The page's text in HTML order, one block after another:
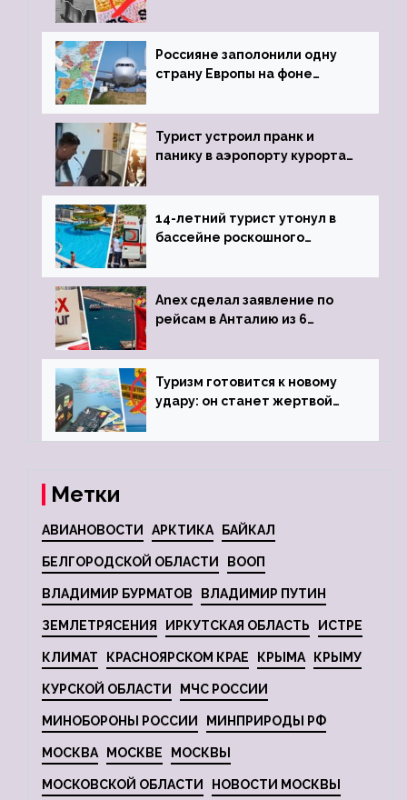
Россияне заполонили одну
страну Европы на фоне
виз
Турист устроил пранк и
панику в аэропорту курорта,
задержке рейса
14-летний турист утонул в
бассейне роскошного
Anex сделал заявление по
рейсам в Анталию из 6
Туризм готовится к новому
удару: он станет жертвой
Метки
АВИАНОВОСТИ АРКТИКА БАЙКАЛ
БЕЛГОРОДСКОЙ ОБЛАСТИ ВООП
ВЛАДИМИР БУРМАТОВ ВЛАДИМИР ПУТИН
ЗЕМЛЕТРЯСЕНИЯ ИРКУТСКАЯ ОБЛАСТЬ ИСТРЕ
КЛИМАТ КРАСНОЯРСКОМ КРАЕ КРЫМА КРЫМУ
КУРСКОЙ ОБЛАСТИ МЧС РОССИИ
МИНОБОРОНЫ РОССИИ МИНПРИРОДЫ РФ
МОСКВА МОСКВЕ МОСКВЫ
МОСКОВСКОЙ ОБЛАСТИ НОВОСТИ МОСКВЫ